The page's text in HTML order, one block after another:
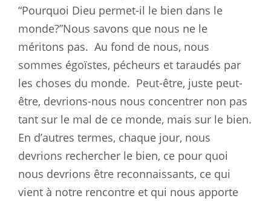
“Pourquoi Dieu permet-il le bien dans le
monde?”Nous savons que nous ne le
méritons pas. Au fond de nous, nous
sommes égoïstes, pécheurs et taraudés par
les choses du monde. Peut-être, juste peut-
être, devrions-nous nous concentrer non pas
tant sur le mal de ce monde, mais sur le bien.
En d’autres termes, chaque jour, nous
devrions rechercher le bien, ce pour quoi
nous devrions être reconnaissants, ce qui
vient à notre rencontre et qui nous apporte